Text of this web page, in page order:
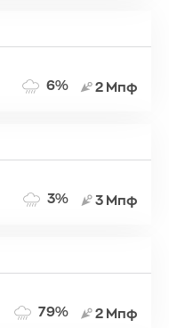
6% 2 Μπφ
3% 3 Μπφ
79% 2 Μπφ